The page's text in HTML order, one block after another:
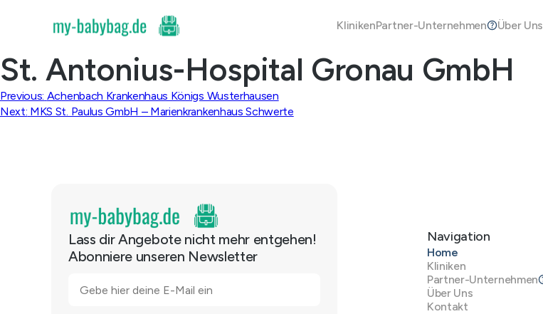
KlinikenPartner-Unternehmen Über Uns
St. Antonius-Hospital Gronau GmbH
Beitragsnavigation
Previous: Achenbach Krankenhaus Königs Wusterhausen
Next: MKS St. Paulus GmbH – Marienkrankenhaus Schwerte
Lass dir Angebote nicht mehr entgehen!
Abonniere unseren Newsletter
Navigation
Home
Kliniken
Partner-Unternehmen
Über Uns
Kontakt